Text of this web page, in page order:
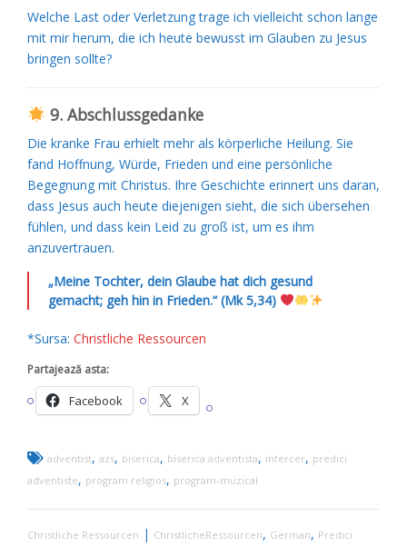
Welche Last oder Verletzung trage ich vielleicht schon lange
mit mir herum, die ich heute bewusst im Glauben zu Jesus
bringen sollte?
9. Abschlussgedanke
Die kranke Frau erhielt mehr als körperliche Heilung. Sie
fand Hoffnung, Würde, Frieden und eine persönliche
Begegnung mit Christus. Ihre Geschichte erinnert uns daran,
dass Jesus auch heute diejenigen sieht, die sich übersehen
fühlen, und dass kein Leid zu groß ist, um es ihm
anzuvertrauen.
„Meine Tochter, dein Glaube hat dich gesund
gemacht; geh hin in Frieden.“ (Mk 5,34)
*Sursa: Christliche Ressourcen
Partajează asta:
Facebook X
adventist, azs, biserica, biserica adventista, intercer, predici
adventiste, program religios, program-muzical
Christliche Ressourcen | ChristlicheRessourcen, German, Predici